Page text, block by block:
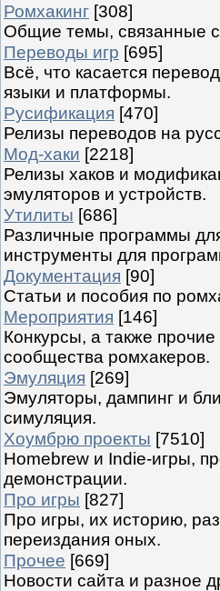
Ромхакинг [308]
Общие темы, связанные
Переводы игр [695]
Всё, что касается
языки и платформы.
Русификация [470]
Релизы переводов на
Мод-хаки [2218]
Релизы хаков и
эмуляторов и устройств.
Утилиты [686]
Различные программы
инструменты для
Документация [90]
Статьи и пособия по
Мероприятия [146]
Конкурсы, а также
сообщества ромхакеров.
Эмуляция [269]
Эмуляторы, дампинг и
симуляция.
Хоумбрю проекты [7510]
Homebrew и Indie-игры,
демонстрации.
Про игры [827]
Про игры, их историю,
переиздания оных.
Прочее [669]
Новости сайта и разное